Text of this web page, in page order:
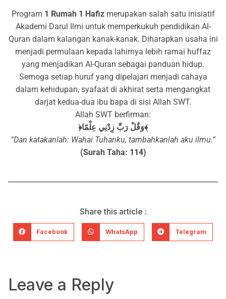
Program 1 Rumah 1 Hafizmerupakan salah satu inisiatif
Akademi Darul Ilmi untuk memperkukuh pendidikan Al-
Quran dalam kalangan kanak-kanak. Diharapkan usaha ini
menjadi permulaan kepada lahirnya lebih ramai huffaz
yang menjadikan Al-Quran sebagai panduan hidup.
Semoga setiap huruf yang dipelajari menjadi cahaya
dalam kehidupan, syafaat di akhirat serta mengangkat
darjat kedua-dua ibu bapa di sisi Allah SWT.
Allah SWT berfirman:
﴿وَقُلْ رَبِّ زِدْنِي عِلْمًا﴾
“Dan katakanlah: Wahai Tuhanku, tambahkanlah aku ilmu.”
(Surah Taha: 114)
Share this article :
Facebook WhatsApp Telegram
Leave a Reply